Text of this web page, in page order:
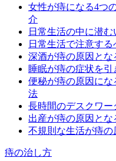
女性が痔になる4つ
介
日常生活の中に潜
日常生活で注意す
深酒が痔の原因とな
睡眠が痔の症状を
便秘が痔の原因に
法
長時間のデスクワー
出産が痔の原因と
不規則な生活が痔の
痔の治し方